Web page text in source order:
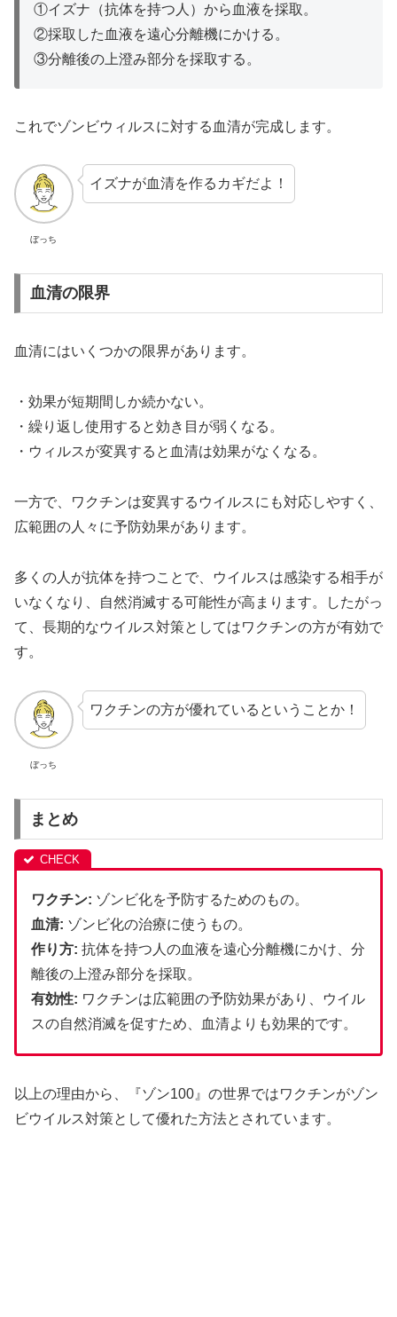
①イズナ（抗体を持つ人）から血液を採取。
②採取した血液を遠心分離機にかける。
③分離後の上澄み部分を採取する。
これでゾンビウィルスに対する血清が完成します。
ぼっち
イズナが血清を作るカギだよ！
血清の限界
血清にはいくつかの限界があります。
・効果が短期間しか続かない。
・繰り返し使用すると効き目が弱くなる。
・ウィルスが変異すると血清は効果がなくなる。
一方で、ワクチンは変異するウイルスにも対応しやすく、
広範囲の人々に予防効果があります。
多くの人が抗体を持つことで、ウイルスは感染する相手が
いなくなり、自然消滅する可能性が高まります。したがっ
て、長期的なウイルス対策としてはワクチンの方が有効で
す。
ぼっち
ワクチンの方が優れているということか！
まとめ
ワクチン: ゾンビ化を予防するためのもの。
血清: ゾンビ化の治療に使うもの。
作り方: 抗体を持つ人の血液を遠心分離機にかけ、分
離後の上澄み部分を採取。
有効性: ワクチンは広範囲の予防効果があり、ウイル
スの自然消滅を促すため、血清よりも効果的です。
以上の理由から、『ゾン100』の世界ではワクチンがゾン
ビウイルス対策として優れた方法とされています。